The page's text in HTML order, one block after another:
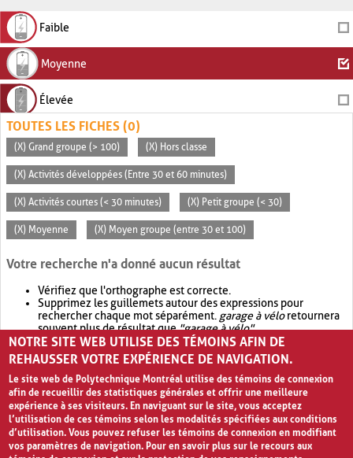
Faible
Moyenne
Élevée
TOUTES LES FICHES (0)
(X) Grand groupe (> 100) (X) Hors classe
(X) Activités développées (Entre 30 et 60 minutes)
(X) Activités courtes (< 30 minutes) (X) Petit groupe (< 30)
(X) Moyenne (X) Moyen groupe (entre 30 et 100)
Votre recherche n'a donné aucun résultat
Vérifiez que l'orthographe est correcte.
Supprimez les guillemets autour des expressions pour
rechercher chaque mot séparément. garage à véloretournera
souvent plus de résultat que"garage à vélo".
Envisagez d'élargir votre recherche avec OR.garage OR vélo
retournera souvent plus de résultat quegarage à vélo
NOTRE SITE WEB UTILISE DES TÉMOINS AFIN DE
REHAUSSER VOTRE EXPÉRIENCE DE NAVIGATION.
Le site web de Polytechnique Montréal utilise des témoins de connexion
afin de recueillir des statistiques générales et offrir une meilleure
expérience à ses visiteurs. En naviguant sur le site, vous acceptez
l’utilisation de ces témoins selon les modalités spécifiées aux conditions
d’utilisation. Vous pouvez refuser les témoins de connexion en modifiant
vos paramètres de navigation. Pour en savoir plus sur le recours aux